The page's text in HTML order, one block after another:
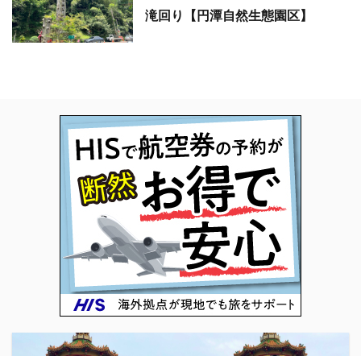
滝回り【円潭自然生態園区】